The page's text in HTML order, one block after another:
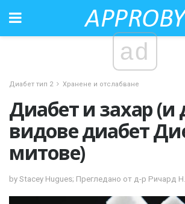
ad
Диабет тип 2 Хранене и отслабване
Диабет и захар (и
видове диабет
митове)
by Stacey Hugues; Прегледано от д-р Ричард